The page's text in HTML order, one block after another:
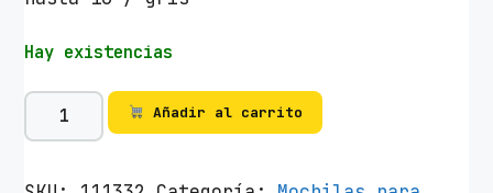
Hay existencias
M
o
h
Añadir al carrito